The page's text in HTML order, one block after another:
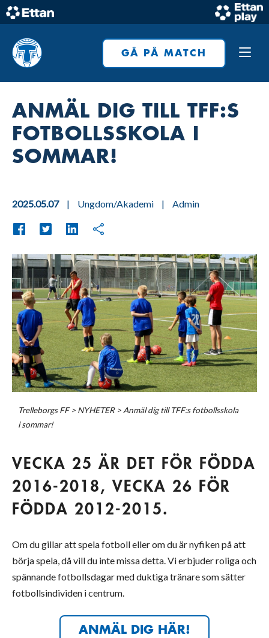
content
Home
GÅ PÅ MATCH
ANMÄL DIG TILL TFF:S
FOTBOLLSSKOLA I
SOMMAR!
2025.05.07 | Ungdom/Akademi | Admin
Trelleborgs FF> NYHETER> Anmäl dig till TFF:s fotbollsskola
i sommar!
VECKA 25 ÄR DET FÖR FÖDDA
2016-2018, VECKA 26 FÖR
FÖDDA 2012-2015.
Om du gillar att spela fotboll eller om du är nyfiken på att
börja spela, då vill du inte missa detta. Vi erbjuder roliga och
spännande fotbollsdagar med duktiga tränare som sätter
fotbollsindividen i centrum.
ANMÄL DIG HÄR!